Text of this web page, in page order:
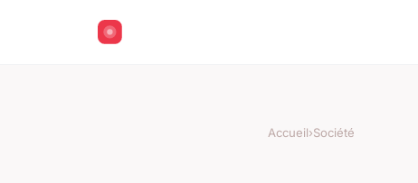
Accueil›Société